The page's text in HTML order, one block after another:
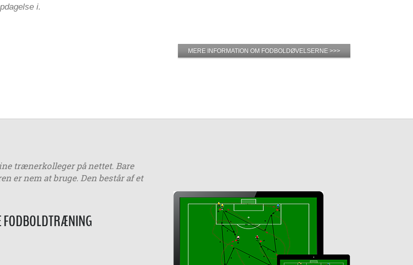
i.
MERE INFORMATION OM FODBOLDØVELSERNE >>>
trænerkolleger på nettet. Bare
er nem at bruge. Den består af et
FODBOLDTRÆNING